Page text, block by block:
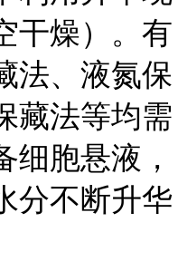
干燥）。有
法、液氮保
藏法等均需
细胞悬液，
分不断升华